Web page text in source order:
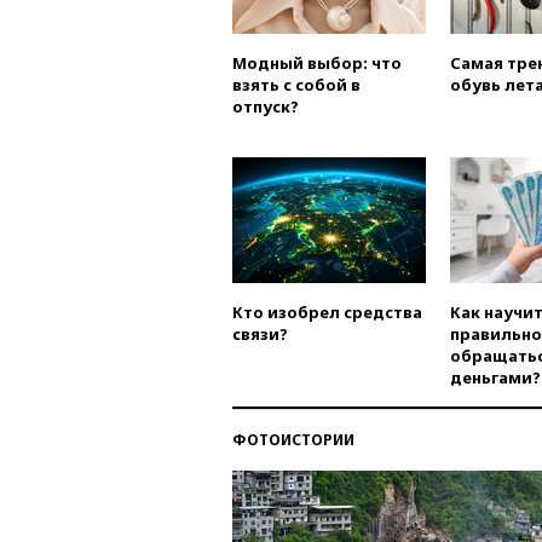
Модный выбор: что
взять с собой в
отпуск?
Самая
обувь
Кто изобрел средства
связи?
Как
правильно
деньгами?
ФОТОИСТОРИИ